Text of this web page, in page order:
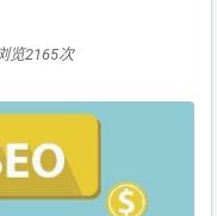
览2165次